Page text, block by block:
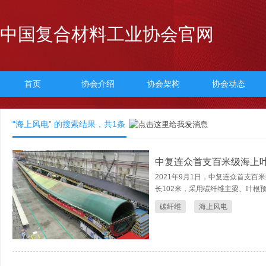
中国复合材料工业协会官网
首页 协会介绍 协会架构 协会动态
“海上风电” 的搜索结果，共1条
中复连众首支百米级海上
2021年9月1日，中复连众首支百
长102米，采用碳纤维主梁、叶根
碳纤维 海上风电